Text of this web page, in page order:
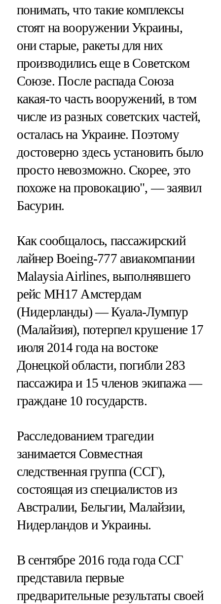
понимать, что такие комплексы
стоят на вооружении Украины,
они старые, ракеты для них
производились еще в Советском
Союзе. После распада Союза
какая-то часть вооружений, в том
числе из разных советских частей,
осталась на Украине. Поэтому
достоверно здесь установить было
просто невозможно. Скорее, это
похоже на провокацию", — заявил
Басурин.
Как сообщалось, пассажирский
лайнер Boeing-777 авиакомпании
Malaysia Airlines, выполнявшего
рейс МН17 Амстердам
(Нидерланды) — Куала-Лумпур
(Малайзия), потерпел крушение 17
июля 2014 года на востоке
Донецкой области, погибли 283
пассажира и 15 членов экипажа —
граждане 10 государств.
Расследованием трагедии
занимается Совместная
следственная группа (ССГ),
состоящая из специалистов из
Австралии, Бельгии, Малайзии,
Нидерландов и Украины.
В сентябре 2016 года года ССГ
представила первые
предварительные результаты своей